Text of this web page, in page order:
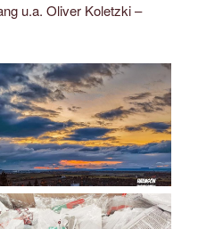
u.a. Oliver Koletzki –